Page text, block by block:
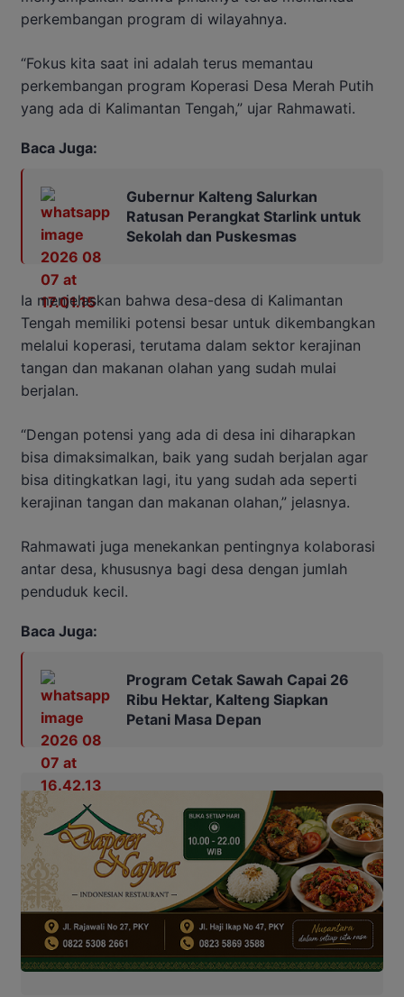
perkembangan program di wilayahnya.
“Fokus kita saat ini adalah terus memantau
perkembangan program Koperasi Desa Merah Putih
yang ada di Kalimantan Tengah,” ujar Rahmawati.
Baca Juga:
Gubernur Kalteng Salurkan
Ratusan Perangkat Starlink untuk
Sekolah dan Puskesmas
Ia menjelaskan bahwa desa-desa di Kalimantan
Tengah memiliki potensi besar untuk dikembangkan
melalui koperasi, terutama dalam sektor kerajinan
tangan dan makanan olahan yang sudah mulai
berjalan.
“Dengan potensi yang ada di desa ini diharapkan
bisa dimaksimalkan, baik yang sudah berjalan agar
bisa ditingkatkan lagi, itu yang sudah ada seperti
kerajinan tangan dan makanan olahan,” jelasnya.
Rahmawati juga menekankan pentingnya kolaborasi
antar desa, khususnya bagi desa dengan jumlah
penduduk kecil.
Baca Juga:
Program Cetak Sawah Capai 26
Ribu Hektar, Kalteng Siapkan
Petani Masa Depan